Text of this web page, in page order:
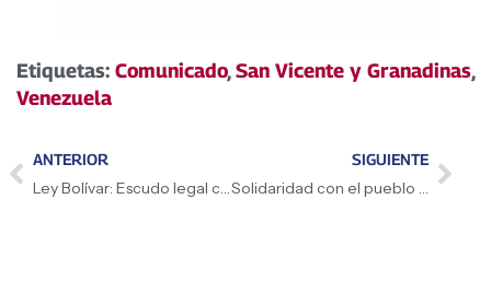
Etiquetas: Comunicado,San Vicente y Granadinas,
Venezuela
ANTERIOR SIGUIENTE